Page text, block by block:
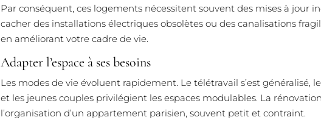
Par conséquent, ces logements nécessitent souvent des mises à jour
cacher des installations électriques obsolètes ou des canalisations
en améliorant votre cadre de vie.
Adapter l’espace à ses besoins
Les modes de vie évoluent rapidement. Le télétravail s’est généralisé,
et les jeunes couples privilégient les espaces modulables. La
l’organisation d’un appartement parisien, souvent petit et contraint.